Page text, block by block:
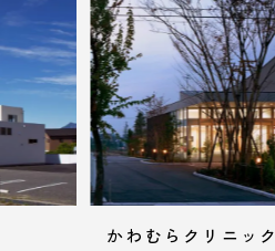
かわむらクリニック